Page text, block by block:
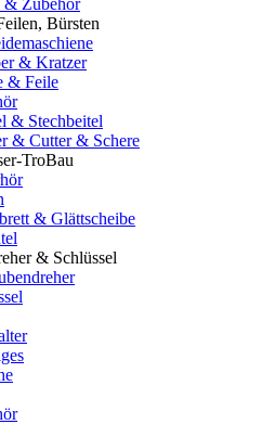
& Zubehör
Bürsten
& Kratzer
& Feile
& Stechbeitel
& Cutter & Schere
TroBau
& Glättscheibe
& Schlüssel